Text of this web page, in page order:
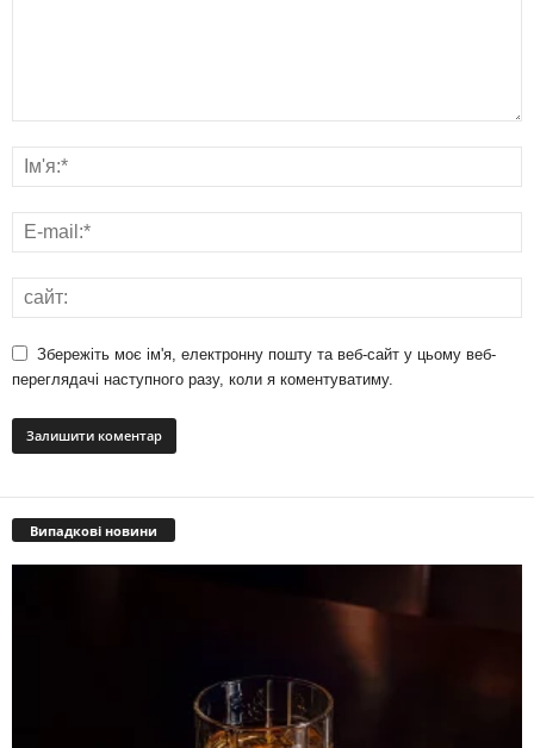
Збережіть моє ім'я, електронну пошту та веб-сайт у цьому веб-
переглядачі наступного разу, коли я коментуватиму.
Випадкові новини